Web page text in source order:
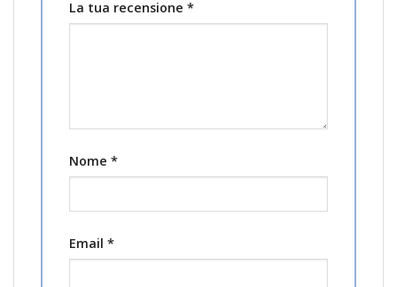
La tua recensione *
Nome *
Email *